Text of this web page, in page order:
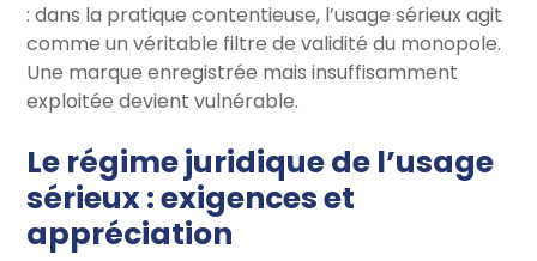
: dans la pratique contentieuse, l’usage sérieux agit
comme un véritable filtre de validité du monopole.
Une marque enregistrée mais insuffisamment
exploitée devient vulnérable.
Le régime juridique de l’usage
sérieux : exigences et
appréciation